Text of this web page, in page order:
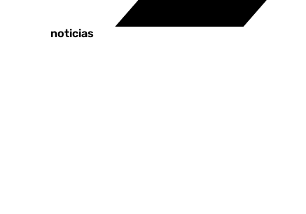
Últimas noticias